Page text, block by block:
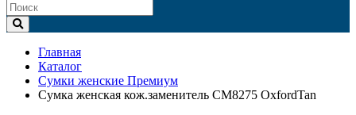
Главная
Каталог
Сумки женские Премиум
Сумка женская кож.заменитель CM8275 OxfordTan